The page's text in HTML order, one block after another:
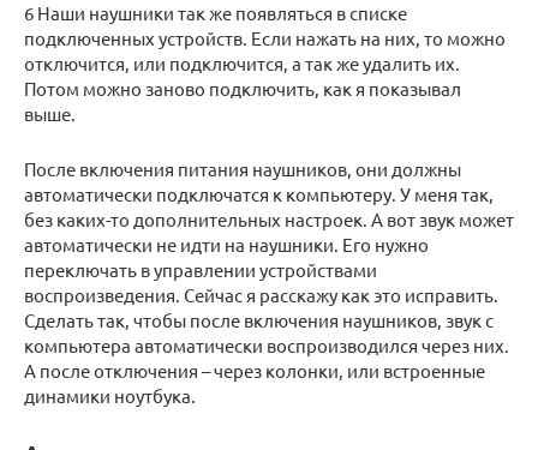
6 Наши наушники так же появляться в списке
подключенных устройств. Если нажать на них, то можно
отключится, или подключится, а так же удалить их.
Потом можно заново подключить, как я показывал
выше.
После включения питания наушников, они должны
автоматически подключатся к компьютеру. У меня так,
без каких-то дополнительных настроек. А вот звук может
автоматически не идти на наушники. Его нужно
переключать в управлении устройствами
воспроизведения. Сейчас я расскажу как это исправить.
Сделать так, чтобы после включения наушников, звук с
компьютера автоматически воспроизводился через них.
А после отключения – через колонки, или встроенные
динамики ноутбука.